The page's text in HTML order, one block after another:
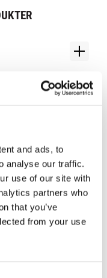
and ads, to
analyse our traffic.
use of our site with
partners who
that you’ve
from your use
BUDO BÄLTE
i gul färg
i bomull och
blandning.